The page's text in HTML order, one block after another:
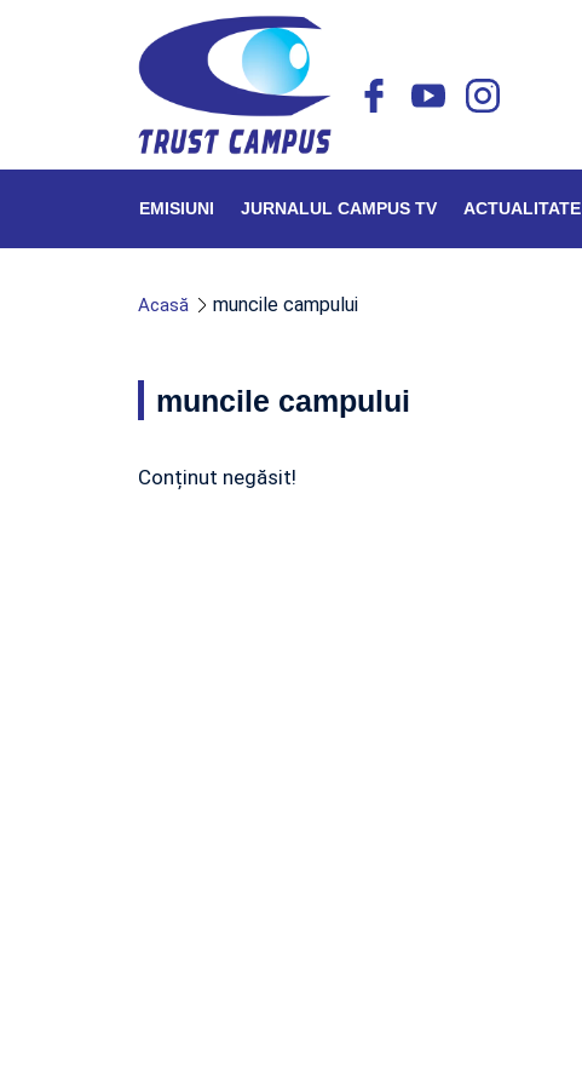
EMISIUNI JURNALUL CAMPUS TV ACTUALITATE
Acasă muncile campului
muncile campului
Conținut negăsit!